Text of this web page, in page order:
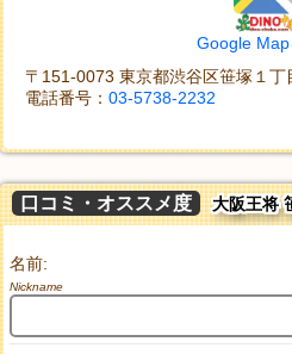
Google Map
〒151-0073 東京都渋谷区笹塚１丁
電話番号： 03-5738-2232
口コミ・オススメ度 大阪王将
名前:
Nickname